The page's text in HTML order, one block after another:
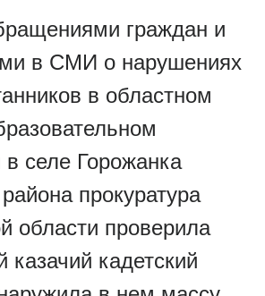
граждан и
в СМИ о нарушениях
в областном
селе Горожанка
прокуратура
области проверила
казачий кадетский